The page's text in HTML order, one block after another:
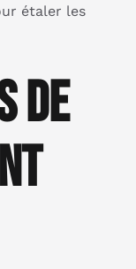
étaler les
de